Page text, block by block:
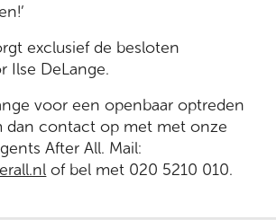
exclusief de besloten
Ilse DeLange.
voor een openbaar optreden
dan contact op met met onze
After All. Mail:
of bel met 020 5210 010.